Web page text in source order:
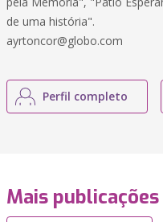
de uma história".
ayrtoncor@globo.com
Perfil completo
Mais